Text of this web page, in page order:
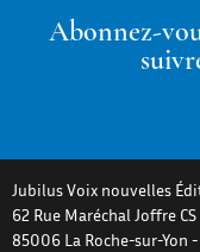
Abonnez-
Jubilus Voix nouvelles
62 Rue Maréchal Joffre
85006 La Roche-sur-Yon -